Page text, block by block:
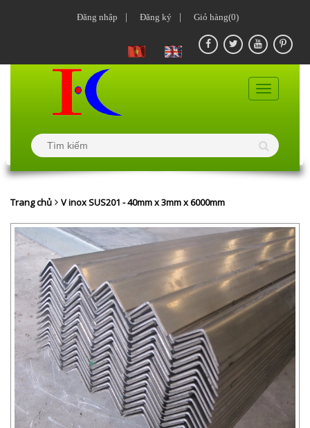
Đăng nhập Đăng ký Giỏ hàng(0)
Trang chủ V inox SUS201 - 40mm x 3mm x 6000mm